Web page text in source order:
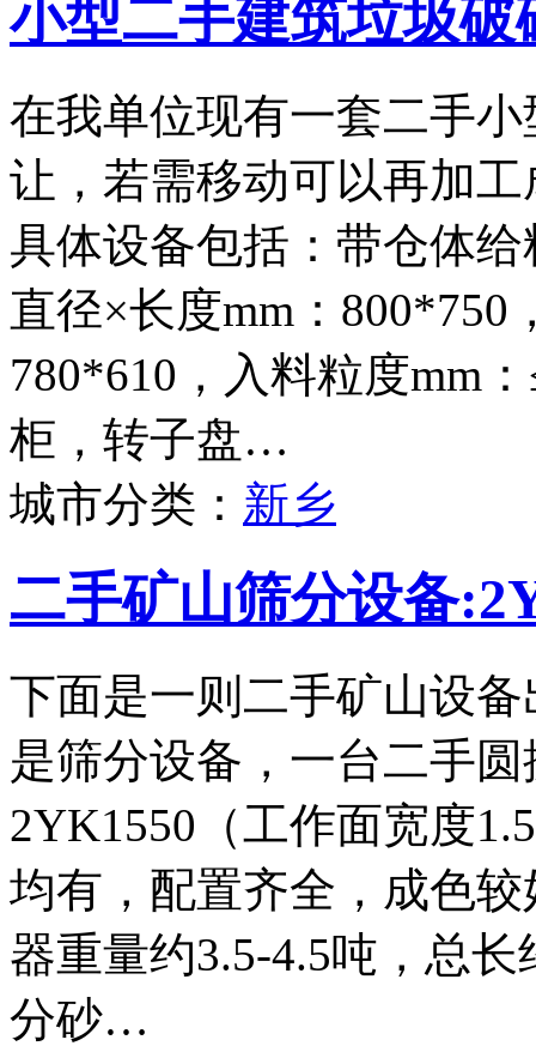
小型二手建筑垃圾破
在我单位现有一套二手
让，若需移动可以再加
具体设备包括：带仓体
直径×长度mm：
780*610，入料粒度mm
柜，转子盘…
城市分类： 新乡
二手矿山筛分设备
下面是一则二手矿山设
是筛分设备，一台二手
2YK1550（工作面宽度
均有，配置齐全，成色
器重量约3.5-4.5吨，总
分砂…